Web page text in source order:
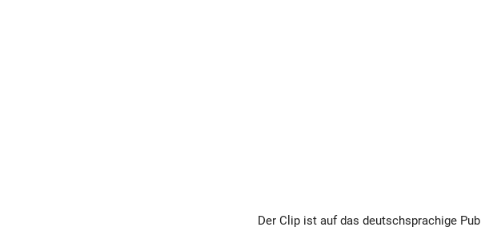
Der Clip ist auf das deutschsprachige